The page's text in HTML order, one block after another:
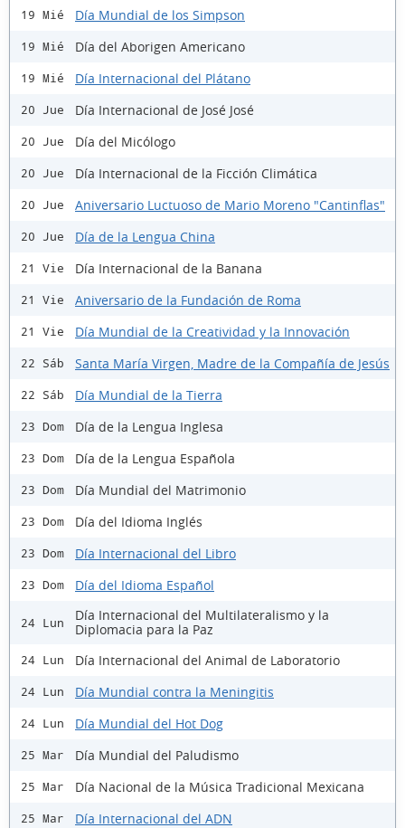
19 Mié Día Mundial de los Simpson
19 Mié Día del Aborigen Americano
19 Mié Día Internacional del Plátano
20 Jue Día Internacional de José José
20 Jue Día del Micólogo
20 Jue Día Internacional de la Ficción Climática
20 Jue Aniversario Luctuoso de Mario Moreno "Cantinflas"
20 Jue Día de la Lengua China
21 Vie Día Internacional de la Banana
21 Vie Aniversario de la Fundación de Roma
21 Vie Día Mundial de la Creatividad y la Innovación
22 Sáb Santa María Virgen, Madre de la Compañía de Jesús
22 Sáb Día Mundial de la Tierra
23 Dom Día de la Lengua Inglesa
23 Dom Día de la Lengua Española
23 Dom Día Mundial del Matrimonio
23 Dom Día del Idioma Inglés
23 Dom Día Internacional del Libro
23 Dom Día del Idioma Español
24 Lun
Día Internacional del Multilateralismo y la
Diplomacia para la Paz
24 Lun Día Internacional del Animal de Laboratorio
24 Lun Día Mundial contra la Meningitis
24 Lun Día Mundial del Hot Dog
25 Mar Día Mundial del Paludismo
25 Mar Día Nacional de la Música Tradicional Mexicana
25 Mar Día Internacional del ADN